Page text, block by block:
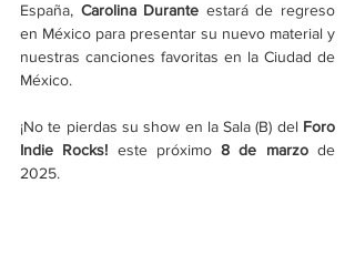
España, Carolina Durante estará de regreso
en México para presentar su nuevo material y
nuestras canciones favoritas en la Ciudad de
México.
¡No te pierdas su show en la Sala (B) del Foro
Indie Rocks! este próximo 8 de marzo de
2025.